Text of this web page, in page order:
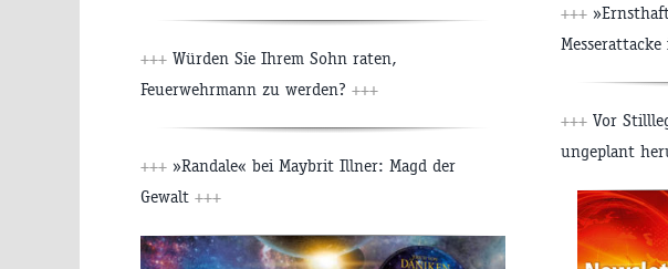
+++ Würden Sie Ihrem Sohn raten,
Feuerwehrmann zu werden? +++
+++ »Randale« bei Maybrit Illner: Magd der
Gewalt +++
+++
+++ Vor
ungeplant